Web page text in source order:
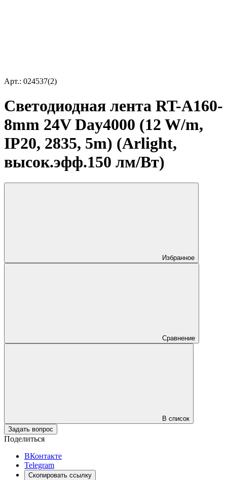
Арт.: 024537(2)
Светодиодная лента RT-A160-
8mm 24V Day4000 (12 W/m,
IP20, 2835, 5m) (Arlight,
высок.эфф.150 лм/Вт)
Избранное
Сравнение
В список
Задать вопрос
Поделиться
ВКонтакте
Telegram
Скопировать ссылку